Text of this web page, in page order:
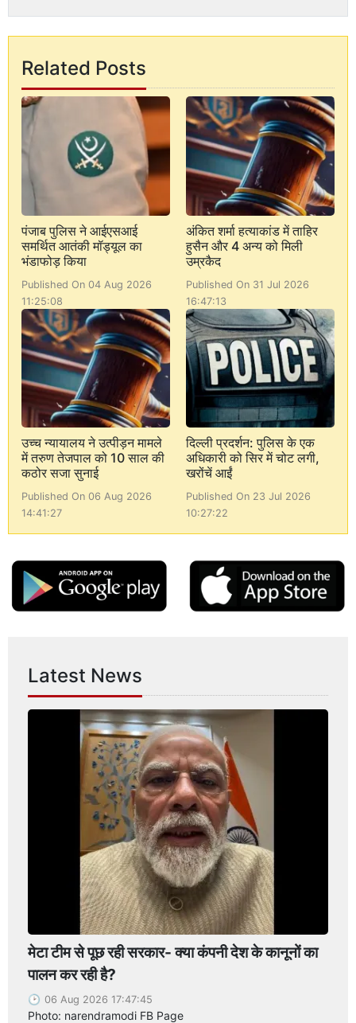
Related Posts
पंजाब पुलिस ने आईएसआई
समर्थित आतंकी मॉड्यूल का
भंडाफोड़ किया
Published On 04 Aug 2026
11:25:08
अंकित शर्मा हत्याकांड में ताहिर
हुसैन और 4 अन्य को मिली
उम्रकैद
Published On 31 Jul 2026
16:47:13
उच्च न्यायालय ने उत्पीड़न मामले
में तरुण तेजपाल को 10 साल की
कठोर सजा सुनाई
Published On 06 Aug 2026
14:41:27
दिल्ली प्रदर्शन: पुलिस के एक
अधिकारी को सिर में चोट लगी,
खरोंचें आईं
Published On 23 Jul 2026
10:27:22
Latest News
मेटा टीम से पूछ रही सरकार- क्या कंपनी देश के कानूनों का
पालन कर रही है?
06 Aug 2026 17:47:45
Photo: narendramodi FB Page